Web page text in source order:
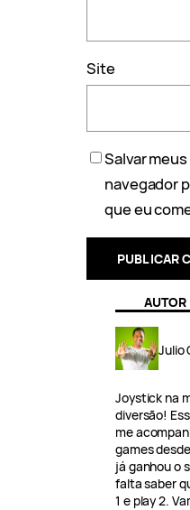
Site
Salvar
navegador
que eu
AUTOR
Julio
Joystick na
diversão!
me
games
já ganhou o
falta saber
1 e play 2.